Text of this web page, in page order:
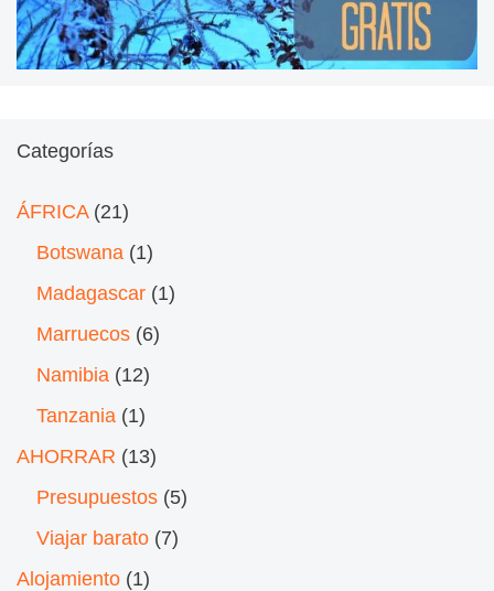
Categorías
ÁFRICA(21)
Botswana (1)
Madagascar (1)
Marruecos (6)
Namibia (12)
Tanzania (1)
AHORRAR (13)
Presupuestos (5)
Viajar barato (7)
Alojamiento (1)